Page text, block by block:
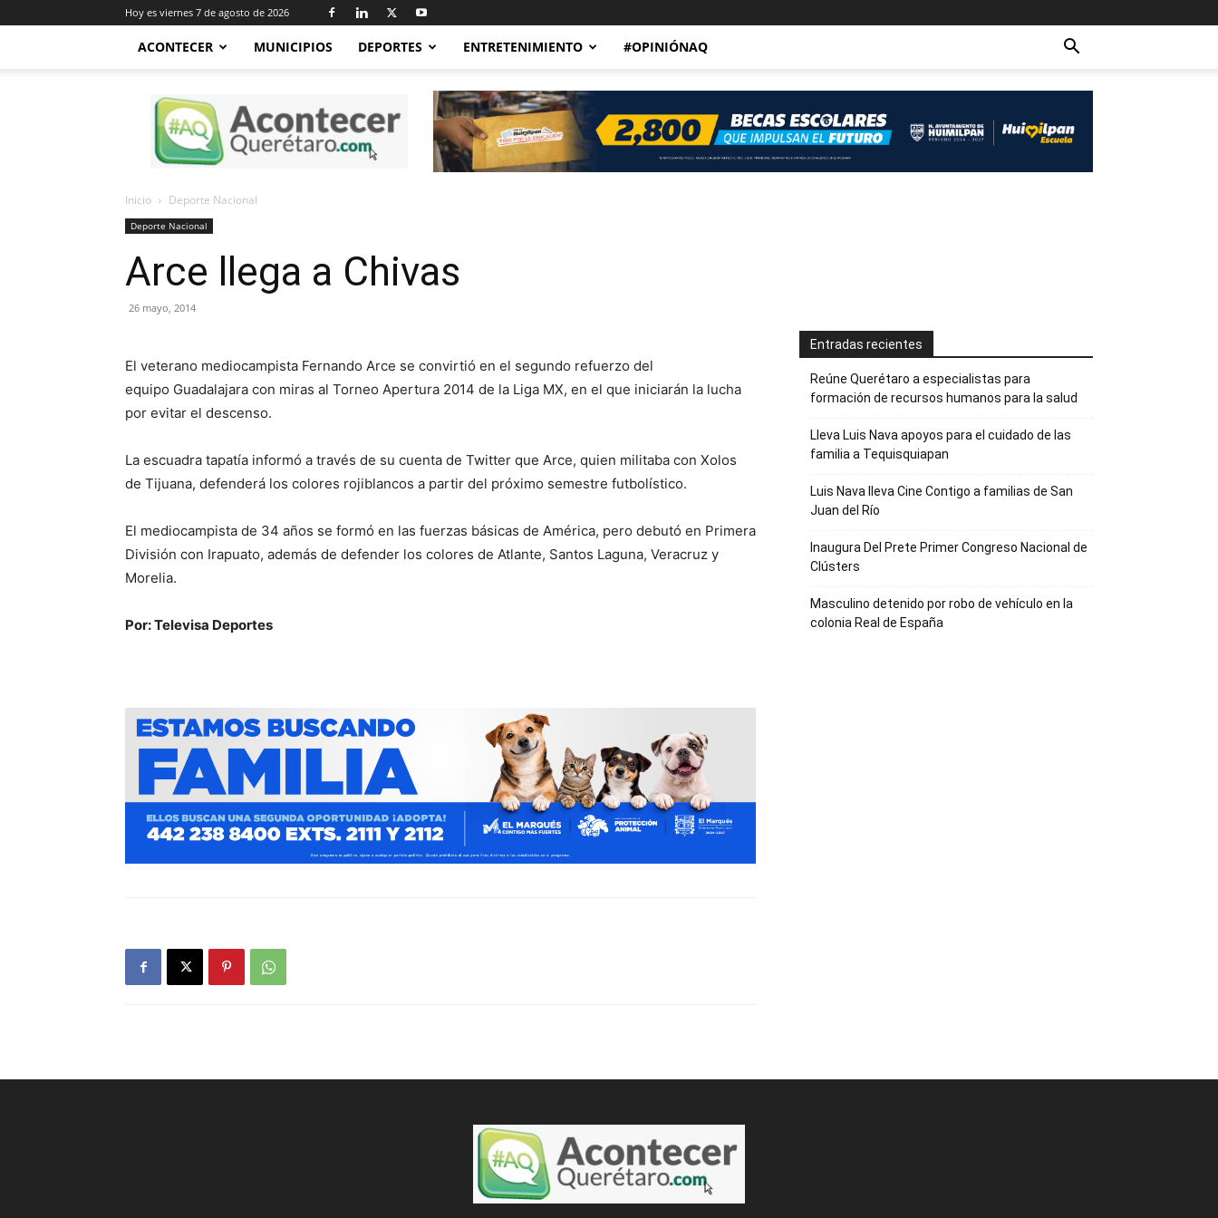
Hoy es viernes 7 de agosto de 2026
ACONTECER MUNICIPIOS DEPORTES ENTRETENIMIENTO #OPINIÓNAQ
Acontecer
Querétaro
Inicio Deporte Nacional
Deporte Nacional
Arce llega a Chivas
26 mayo, 2014
El veterano mediocampista Fernando Arce se convirtió en el segundo refuerzo del
equipo Guadalajara con miras al Torneo Apertura 2014 de la Liga MX, en el que iniciarán la lucha
por evitar el descenso.
La escuadra tapatía informó a través de su cuenta de Twitter que Arce, quien militaba con Xolos
de Tijuana, defenderá los colores rojiblancos a partir del próximo semestre futbolístico.
El mediocampista de 34 años se formó en las fuerzas básicas de América, pero debutó en Primera
División con Irapuato, además de defender los colores de Atlante, Santos Laguna, Veracruz y
Morelia.
Por: Televisa Deportes
Entradas recientes
Reúne Querétaro a especialistas para
formación de recursos humanos para la salud
Lleva Luis Nava apoyos para el cuidado de las
familia a Tequisquiapan
Luis Nava lleva Cine Contigo a familias de San
Juan del Río
Inaugura Del Prete Primer Congreso Nacional de
Clústers
Masculino detenido por robo de vehículo en la
colonia Real de España